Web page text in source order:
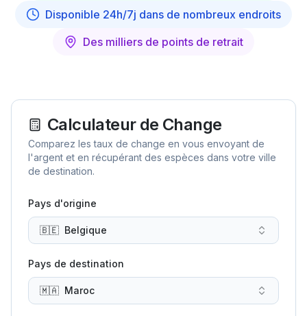
Disponible 24h/7j dans de nombreux endroits
Des milliers de points de retrait
Calculateur de Change
Comparez les taux de change en vous envoyant de
l'argent et en récupérant des espèces dans votre ville
de destination.
Pays d'origine
🇧🇪 Belgique
Pays de destination
🇲🇦 Maroc